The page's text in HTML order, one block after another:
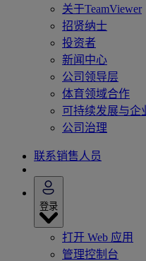
关于TeamViewer
招贤纳士
投资者
新闻中心
公司领导层
体育领域合作
可持续发展与企
公司治理
联系销售人员
登录
打开 Web 应用
管理控制台